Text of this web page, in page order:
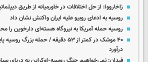
زاخارووا: از حل اختلافات در خاورمیانه از طریق
روسیه به ادعای روبیو علیه ایران واکنش نشان داد
روسیه حمله آمریکا به نیروگاه هسته‌ای دارخوین را
۴۰ موشک در کمتر از ۵۳ دقیقه / حمله
درآورد